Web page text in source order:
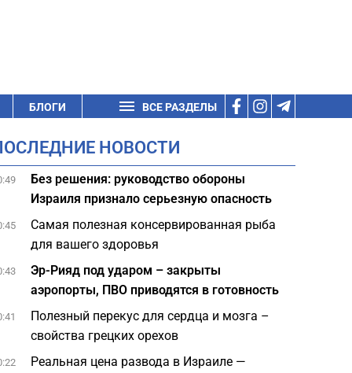
БЛОГИ ВСЕ РАЗДЕЛЫ
НОВОСТИ
Без решения: руководство обороны
Израиля признало серьезную опасность
Самая полезная консервированная рыба
для вашего здоровья
Эр-Рияд под ударом – закрыты
аэропорты, ПВО приводятся в готовность
Полезный перекус для сердца и мозга –
свойства грецких орехов
Реальная цена развода в Израиле —